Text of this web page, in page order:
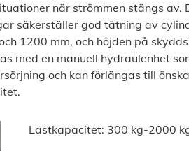
när strömmen stängs av.
säkerställer god tätning av
1200 mm, och höjden på
med en manuell hydraulenhet
och kan förlängas till
Lastkapacitet: 300 kg-2000